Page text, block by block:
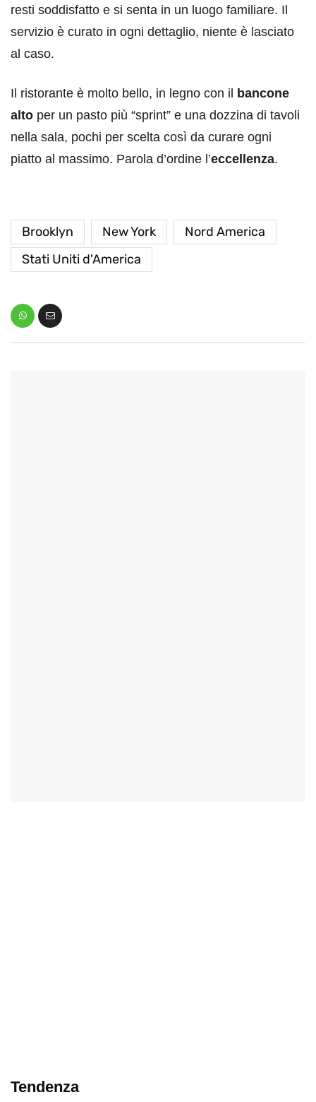
resti soddisfatto e si senta in un luogo familiare. Il
servizio è curato in ogni dettaglio, niente è lasciato
al caso.
Il ristorante è molto bello, in legno con il bancone
alto per un pasto più “sprint” e una dozzina di tavoli
nella sala, pochi per scelta così da curare ogni
piatto al massimo. Parola d’ordine l’eccellenza.
Brooklyn New York
Nord America
Stati Uniti d'America
Tendenza